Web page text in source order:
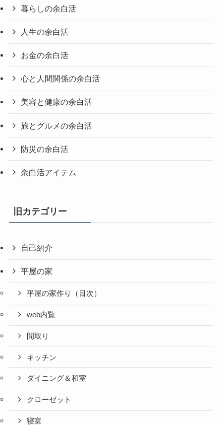
暮らしの余白活
人生の余白活
お金の余白活
心と人間関係の余白活
美容と健康の余白活
旅とグルメの余白活
防災の余白活
余白活アイテム
旧カテゴリー
自己紹介
平屋の家
平屋の家作り（目次）
web内覧
間取り
キッチン
ダイニング＆和室
クローゼット
寝室